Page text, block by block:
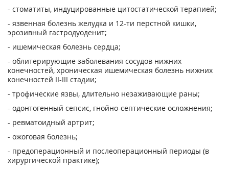
- стоматиты, индуцированные цитостатической терапией;
- язвенная болезнь желудка и 12-ти перстной кишки,
эрозивный гастродуоденит;
- ишемическая болезнь сердца;
- облитерирующие заболевания сосудов нижних
конечностей, хроническая ишемическая болезнь нижних
конечностей II-III стадии;
- трофические язвы, длительно незаживающие раны;
- одонтогенный сепсис, гнойно-септические осложнения;
- ревматоидный артрит;
- ожоговая болезнь;
- предоперационный и послеоперационный периоды (в
хирургической практике);